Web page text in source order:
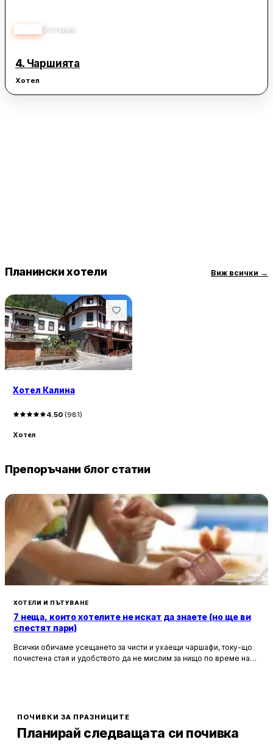
3 отзива
4. Чаршията
Хотел
Планински хотели Виж всички →
Хотел Калина
4.50 (981)
Хотел
Препоръчани блог статии
ХОТЕЛИ И ПЪТУВАНЕ
7 неща, които хотелите не искат да знаете (но ще ви
спестят пари)
Всички обичаме усещането за чисти и ухаещи чаршафи, току-що
почистена стая и удобството да не мислим за нищо по време на
ПОЧИВКИ ЗА ПРАЗНИЦИТЕ
Планирай следващата си почивка